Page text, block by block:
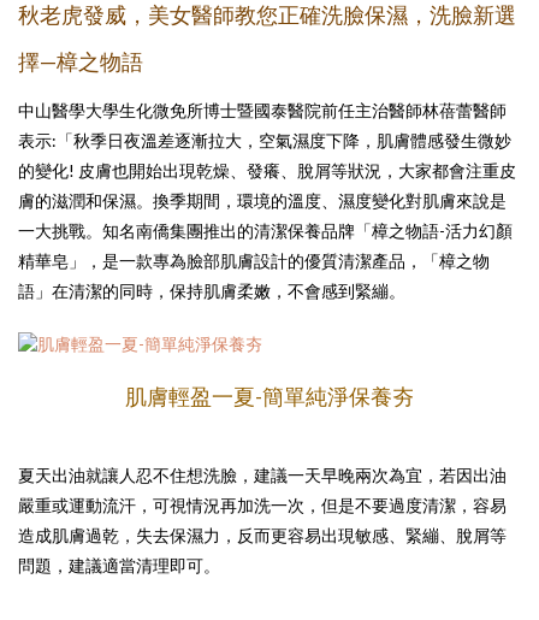
秋老虎發威，美女醫師教您正確洗臉保濕，洗臉新選
擇—樟之物語
中山醫學大學生化微免所博士暨國泰醫院前任主治醫師林蓓蕾醫師
表示:「秋季日夜溫差逐漸拉大，空氣濕度下降，肌膚體感發生微妙
的變化! 皮膚也開始出現乾燥、發癢、脫屑等狀況，大家都會注重皮
膚的滋潤和保濕。換季期間，環境的溫度、濕度變化對肌膚來說是
一大挑戰。知名南僑集團推出的清潔保養品牌「樟之物語-活力幻顏
精華皂」，是一款專為臉部肌膚設計的優質清潔產品，「樟之物
語」在清潔的同時，保持肌膚柔嫩，不會感到緊繃。
肌膚輕盈一夏-簡單純淨保養夯
夏天出油就讓人忍不住想洗臉，建議一天早晚兩次為宜，若因出油
嚴重或運動流汗，可視情況再加洗一次，但是不要過度清潔，容易
造成肌膚過乾，失去保濕力，反而更容易出現敏感、緊繃、脫屑等
問題，建議適當清理即可。